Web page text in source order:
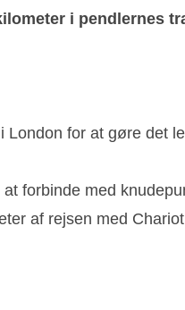
i pendlernes
for at gøre det
forbinde med
af rejsen med